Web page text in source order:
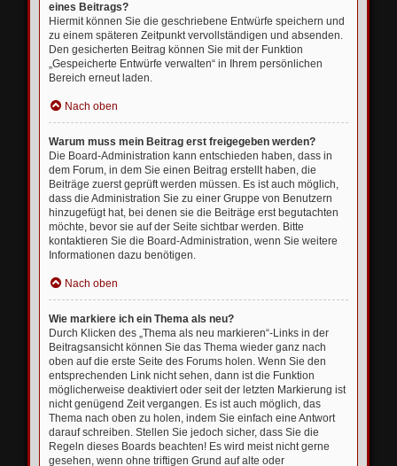
eines Beitrags?
Hiermit können Sie die geschriebene Entwürfe speichern und
zu einem späteren Zeitpunkt vervollständigen und absenden.
Den gesicherten Beitrag können Sie mit der Funktion
„Gespeicherte Entwürfe verwalten“ in Ihrem persönlichen
Bereich erneut laden.
Nach oben
Warum muss mein Beitrag erst freigegeben werden?
Die Board-Administration kann entschieden haben, dass in
dem Forum, in dem Sie einen Beitrag erstellt haben, die
Beiträge zuerst geprüft werden müssen. Es ist auch möglich,
dass die Administration Sie zu einer Gruppe von Benutzern
hinzugefügt hat, bei denen sie die Beiträge erst begutachten
möchte, bevor sie auf der Seite sichtbar werden. Bitte
kontaktieren Sie die Board-Administration, wenn Sie weitere
Informationen dazu benötigen.
Nach oben
Wie markiere ich ein Thema als neu?
Durch Klicken des „Thema als neu markieren“-Links in der
Beitragsansicht können Sie das Thema wieder ganz nach
oben auf die erste Seite des Forums holen. Wenn Sie den
entsprechenden Link nicht sehen, dann ist die Funktion
möglicherweise deaktiviert oder seit der letzten Markierung ist
nicht genügend Zeit vergangen. Es ist auch möglich, das
Thema nach oben zu holen, indem Sie einfach eine Antwort
darauf schreiben. Stellen Sie jedoch sicher, dass Sie die
Regeln dieses Boards beachten! Es wird meist nicht gerne
gesehen, wenn ohne triftigen Grund auf alte oder